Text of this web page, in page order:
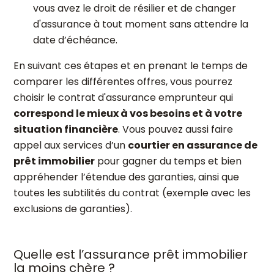
vous avez le droit de résilier et de changer
d'assurance à tout moment sans attendre la
date d’échéance.
En suivant ces étapes et en prenant le temps de
comparer les différentes offres, vous pourrez
choisir le contrat d'assurance emprunteur qui
correspond le mieux à vos besoins et à votre
situation financière. Vous pouvez aussi faire
appel aux services d’un courtier en assurance de
prêt immobilier pour gagner du temps et bien
appréhender l’étendue des garanties, ainsi que
toutes les subtilités du contrat (exemple avec les
exclusions de garanties).
Quelle est l’assurance prêt immobilier
la moins chère ?